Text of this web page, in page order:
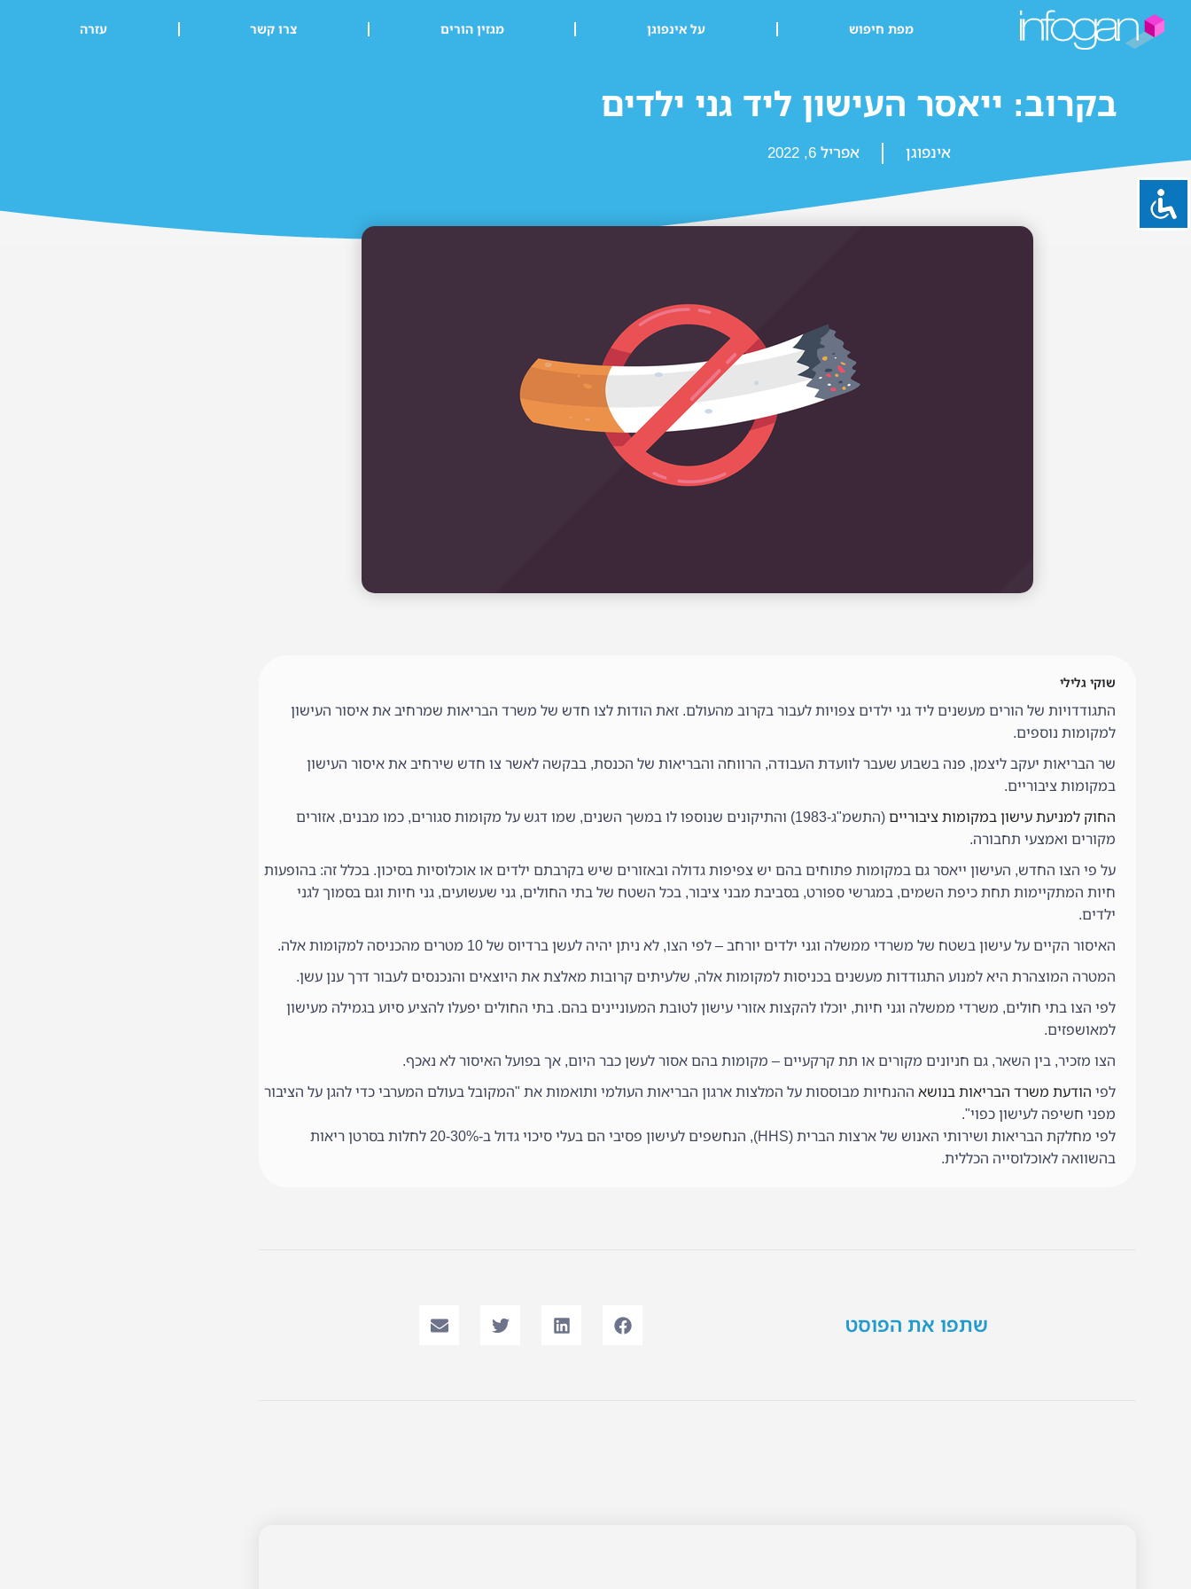
מפת חיפוש על אינפוגן מגזין הורים צרו קשר עזרה
בקרוב: ייאסר העישון ליד גני ילדים
אינפוגן אפריל 6, 2022
שוקי גלילי
התגודדויות של הורים מעשנים ליד גני ילדים צפויות לעבור בקרוב מהעולם. זאת הודות לצו חדש של משרד הבריאות שמרחיב את איסור העישון
למקומות נוספים.
שר הבריאות יעקב ליצמן, פנה בשבוע שעבר לוועדת העבודה, הרווחה והבריאות של הכנסת, בבקשה לאשר צו חדש שירחיב את איסור העישון
במקומות ציבוריים.
החוק למניעת עישון במקומות ציבוריים
(התשמ"ג-1983) והתיקונים שנוספו לו במשך השנים, שמו דגש על מקומות סגורים, כמו מבנים, אזורים
מקורים ואמצעי תחבורה.
על פי הצו החדש, העישון ייאסר גם במקומות פתוחים בהם יש צפיפות גדולה ובאזורים שיש בקרבתם ילדים או אוכלוסיות בסיכון. בכלל זה: בהופעות
חיות המתקיימות תחת כיפת השמים, במגרשי ספורט, בסביבת מבני ציבור, בכל השטח של בתי החולים, גני שעשועים, גני חיות וגם בסמוך לגני
ילדים.
האיסור הקיים על עישון בשטח של משרדי ממשלה וגני ילדים יורחב – לפי הצו, לא ניתן יהיה לעשן ברדיוס של 10 מטרים מהכניסה למקומות אלה.
המטרה המוצהרת היא למנוע התגודדות מעשנים בכניסות למקומות אלה, שלעיתים קרובות מאלצת את היוצאים והנכנסים לעבור דרך ענן עשן.
לפי הצו בתי חולים, משרדי ממשלה וגני חיות, יוכלו להקצות אזורי עישון לטובת המעוניינים בהם. בתי החולים יפעלו להציע סיוע בגמילה מעישון
למאושפזים.
הצו מזכיר, בין השאר, גם חניונים מקורים או תת קרקעיים – מקומות בהם אסור לעשן כבר היום, אך בפועל האיסור לא נאכף.
לפי הודעת משרד הבריאות בנושא ההנחיות מבוססות על המלצות ארגון הבריאות העולמי ותואמות את "המקובל בעולם המערבי כדי להגן על הציבור
מפני חשיפה לעישון כפוי".
לפי מחלקת הבריאות ושירותי האנוש של ארצות הברית (HHS), הנחשפים לעישון פסיבי הם בעלי סיכוי גדול ב-20-30% לחלות בסרטן ריאות
בהשוואה לאוכלוסייה הכללית.
שתפו את הפוסט